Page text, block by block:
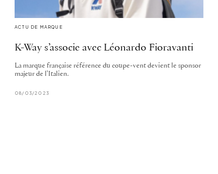
ACTU DE MARQUE
K-Way s’associe avec Léonardo Fioravanti
La marque française référence du coupe-vent devient le sponsor
majeur de l'Italien.
08/03/2023